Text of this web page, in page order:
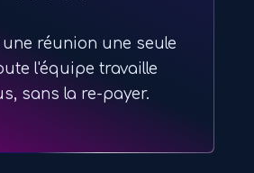
réunion une seule
l'équipe travaille
sans la re-payer.